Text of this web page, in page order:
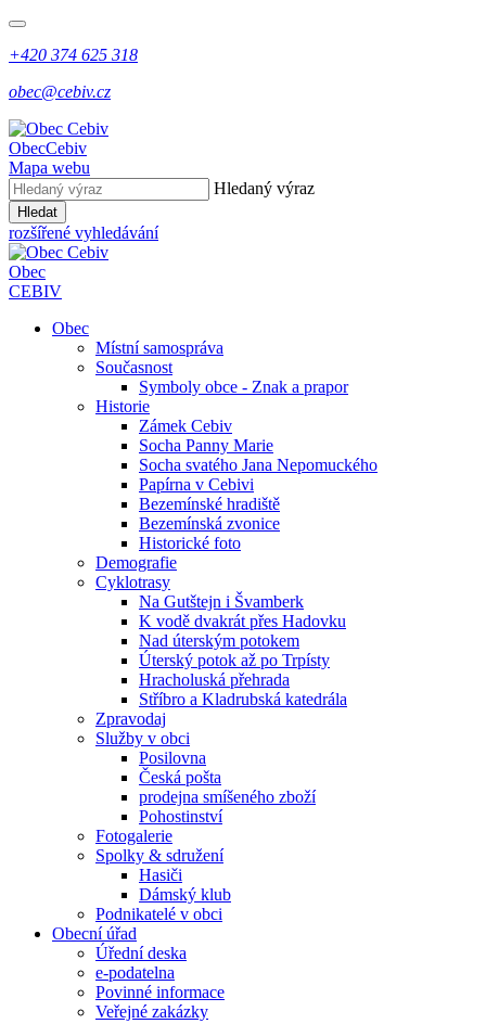
+420 374 625 318
obec@cebiv.cz
ObecCebiv
Mapa webu
Hledaný výraz
Hledat
rozšířené vyhledávání
Obec
CEBIV
Obec
Místní samospráva
Současnost
Symboly obce - Znak a prapor
Historie
Zámek Cebiv
Socha Panny Marie
Socha svatého Jana Nepomuckého
Papírna v Cebivi
Bezemínské hradiště
Bezemínská zvonice
Historické foto
Demografie
Cyklotrasy
Na Gutštejn i Švamberk
K vodě dvakrát přes Hadovku
Nad úterským potokem
Úterský potok až po Trpísty
Hracholuská přehrada
Stříbro a Kladrubská katedrála
Zpravodaj
Služby v obci
Posilovna
Česká pošta
prodejna smíšeného zboží
Pohostinství
Fotogalerie
Spolky & sdružení
Hasiči
Dámský klub
Podnikatelé v obci
Obecní úřad
Úřední deska
e-podatelna
Povinné informace
Veřejné zakázky